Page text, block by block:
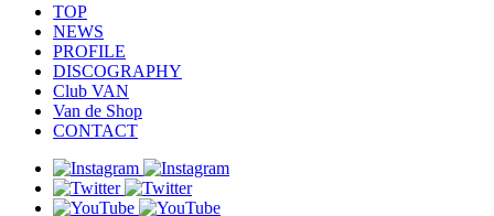
TOP
NEWS
PROFILE
DISCOGRAPHY
Club VAN
Van de Shop
CONTACT